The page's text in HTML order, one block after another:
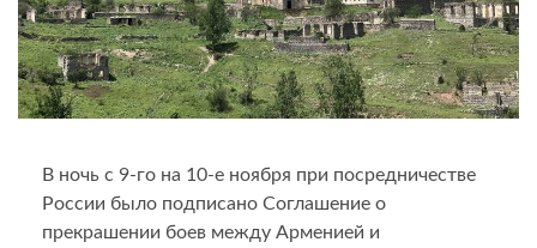
В ночь с 9-го на 10-е ноября при посредничестве
России было подписано Cоглашение о
прекрашении боев между Арменией и